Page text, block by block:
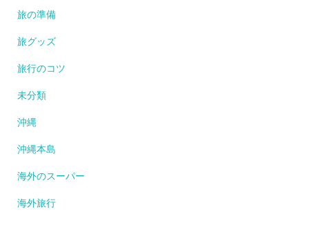
旅の準備
旅グッズ
旅行のコツ
未分類
沖縄
沖縄本島
海外のスーパー
海外旅行